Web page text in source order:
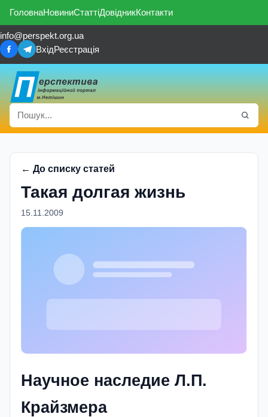
ГоловнаНовиниСтаттіДовідникКонтакти
info@perspekt.org.ua
ВхідРеєстрація
← До списку статей
Такая долгая жизнь
15.11.2009
Научное наследие Л.П.
Крайзмера